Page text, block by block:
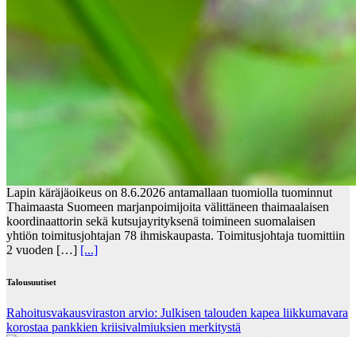
Lapin käräjäoikeus on 8.6.2026 antamallaan tuomiolla tuominnut
Thaimaasta Suomeen marjanpoimijoita välittäneen thaimaalaisen
koordinaattorin sekä kutsujayrityksenä toimineen suomalaisen
yhtiön toimitusjohtajan 78 ihmiskaupasta. Toimitusjohtaja tuomittiin
2 vuoden […] [...]
Talousuutiset
Rahoitusvakausviraston arvio: Julkisen talouden kapea liikkumavara
korostaa pankkien kriisivalmiuksien merkitystä